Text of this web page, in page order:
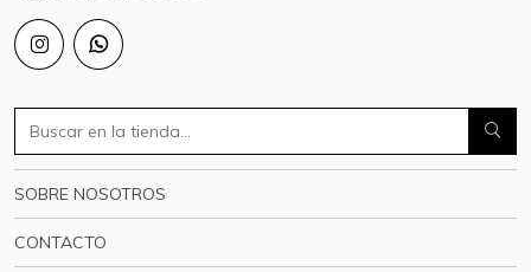
SOBRE NOSOTROS
CONTACTO